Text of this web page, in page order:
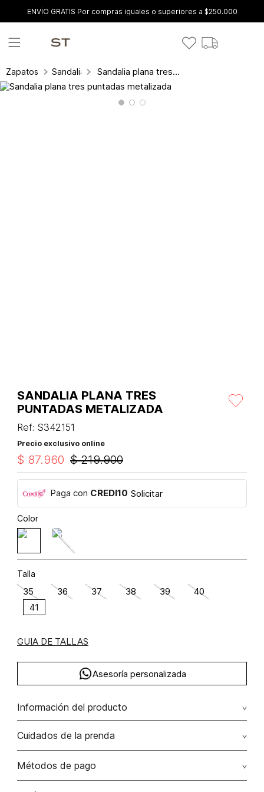
ENVÍO GRATIS Por compras iguales o superiores a $250.000
Zapatos Sandalias Sandalia plana tres puntadas metalizada
SANDALIA PLANA TRES
PUNTADAS METALIZADA
Ref: S342151
Precio exclusivo online
$ 219.900
$ 87.960
Paga con CREDI10 Solicitar
Color
Talla
35 36 37 38 39
40
41
GUIA DE TALLAS
Asesoría personalizada
Información del producto
Sandalia plana tres puntadas metalizada
Cuidados de la prenda
Métodos de pago